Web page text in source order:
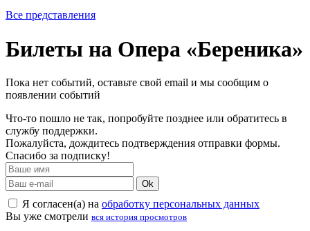
Все представления
Билеты на Опера «Береника»
Пока нет событий, оставьте свой email и мы сообщим о
появлении событий
Что-то пошло не так, попробуйте позднее или обратитесь в
службу поддержки.
Пожалуйста, дождитесь подтверждения отправки формы.
Спасибо за подписку!
Ok
Я согласен(а) на обработку персональных данных
Вы уже смотрели вся история просмотров